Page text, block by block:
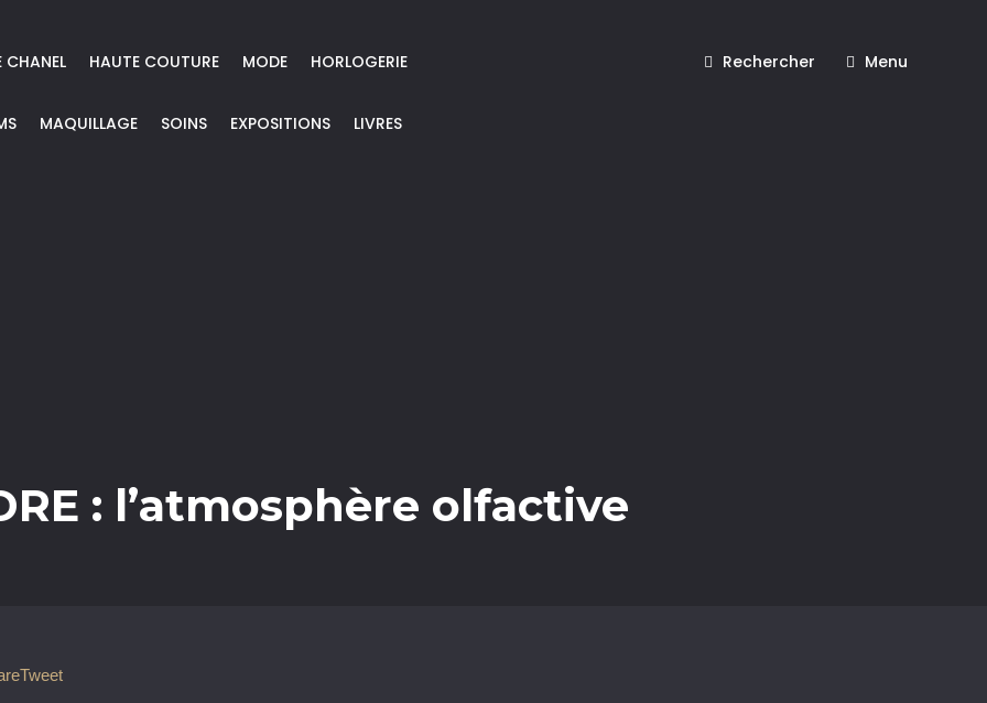
CHANEL HAUTE COUTURE MODE HORLOGERIE
MAQUILLAGE SOINS EXPOSITIONS LIVRES
Rechercher Menu
: l’atmosphère olfactive
Tweet